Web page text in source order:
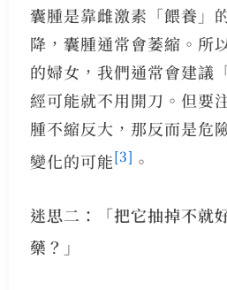
囊腫是靠雌激素「餵養」
降，囊腫通常會萎縮。所
的婦女，我們通常會建議
經可能就不用開刀。但要
腫不縮反大，那反而是危
變化的可能[3] 。
迷思二：「把它抽掉不就
藥？」